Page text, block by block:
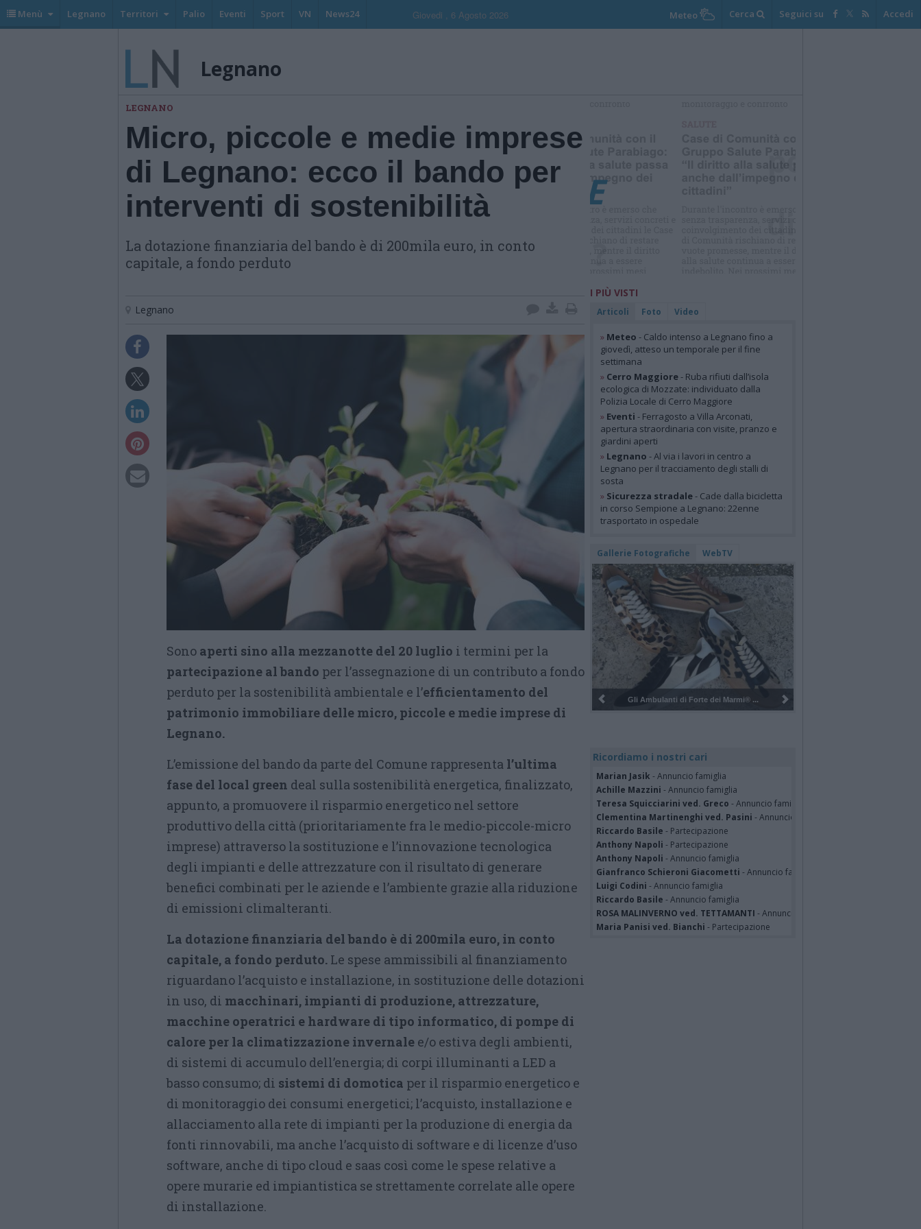
Menù Legnano Territori Palio Eventi Sport VN News24 Giovedi , 6 Agosto 2026 Meteo Cerca Seguici su Accedi
Legnano
LEGNANO
Micro, piccole e medie imprese
di Legnano: ecco il bando per
interventi di sostenibilità
La dotazione finanziaria del bando è di 200mila euro, in conto
capitale, a fondo perduto
Legnano
Sono aperti sino alla mezzanotte del 20 luglio i termini per la
partecipazione al bando per l’assegnazione di un contributo a fondo
perduto per la sostenibilità ambientale e l’efficientamento del
patrimonio immobiliare delle micro, piccole e medie imprese di
Legnano.
L’emissione del bando da parte del Comune rappresenta l’ultima
fase del local green deal sulla sostenibilità energetica, finalizzato,
appunto, a promuovere il risparmio energetico nel settore
produttivo della città (prioritariamente fra le medio-piccole-micro
imprese) attraverso la sostituzione e l’innovazione tecnologica
degli impianti e delle attrezzature con il risultato di generare
benefici combinati per le aziende e l’ambiente grazie alla riduzione
di emissioni climalteranti.
La dotazione finanziaria del bando è di 200mila euro, in conto
capitale, a fondo perduto. Le spese ammissibili al finanziamento
riguardano l’acquisto e installazione, in sostituzione delle dotazioni
in uso, di macchinari, impianti di produzione, attrezzature,
macchine operatrici e hardware di tipo informatico, di pompe di
calore per la climatizzazione invernale e/o estiva degli ambienti,
di sistemi di accumulo dell’energia; di corpi illuminanti a LED a
basso consumo; di sistemi di domotica per il risparmio energetico e
di monitoraggio dei consumi energetici; l’acquisto, installazione e
allacciamento alla rete di impianti per la produzione di energia da
fonti rinnovabili, ma anche l’acquisto di software e di licenze d’uso
software, anche di tipo cloud e saas così come le spese relative a
opere murarie ed impiantistica se strettamente correlate alle opere
di installazione.
I PIÙ VISTI
Articoli Foto Video
» Meteo - Caldo intenso a Legnano fino a
giovedì, atteso un temporale per il fine
settimana
» Cerro Maggiore- Ruba rifiuti dall’isola
ecologica di Mozzate: individuato dalla
Polizia Locale di Cerro Maggiore
» Eventi - Ferragosto a Villa Arconati,
apertura straordinaria con visite, pranzo e
giardini aperti
» Legnano - Al via i lavori in centro a
Legnano per il tracciamento degli stalli di
sosta
» Sicurezza stradale- Cade dalla bicicletta
in corso Sempione a Legnano: 22enne
trasportato in ospedale
Gallerie Fotografiche WebTV
Pulizia del bosco del Rugareto a ...
Ricordiamo i nostri cari
Marian Jasik - Annuncio famiglia
Achille Mazzini - Annuncio famiglia
Teresa Squicciarini ved. Greco - Annuncio famiglia
Clementina Martinenghi ved. Pasini - Annuncio famiglia
Riccardo Basile - Partecipazione
Anthony Napoli - Partecipazione
Anthony Napoli - Annuncio famiglia
Gianfranco Schieroni Giacometti - Annuncio famiglia
Luigi Codini - Annuncio famiglia
Riccardo Basile - Annuncio famiglia
ROSA MALINVERNO ved. TETTAMANTI - Annuncio famiglia
Maria Panisi ved. Bianchi - Partecipazione